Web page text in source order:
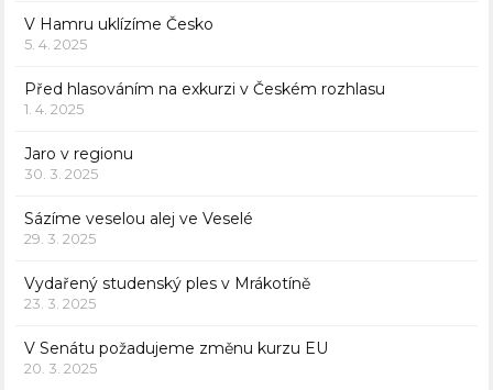
V Hamru uklízíme Česko
5. 4. 2025
Před hlasováním na exkurzi v Českém rozhlasu
1. 4. 2025
Jaro v regionu
30. 3. 2025
Sázíme veselou alej ve Veselé
29. 3. 2025
Vydařený studenský ples v Mrákotíně
23. 3. 2025
V Senátu požadujeme změnu kurzu EU
20. 3. 2025